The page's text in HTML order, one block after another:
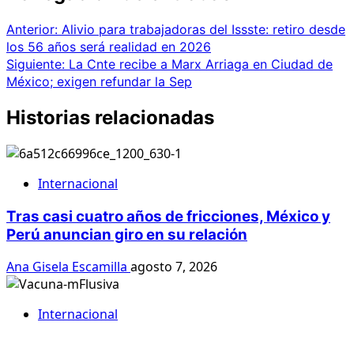
Anterior: Alivio para trabajadoras del Issste: retiro desde
los 56 años será realidad en 2026
Siguiente: La Cnte recibe a Marx Arriaga en Ciudad de
México; exigen refundar la Sep
Historias relacionadas
Internacional
Tras casi cuatro años de fricciones, México y
Perú anuncian giro en su relación
Ana Gisela Escamilla agosto 7, 2026
Internacional